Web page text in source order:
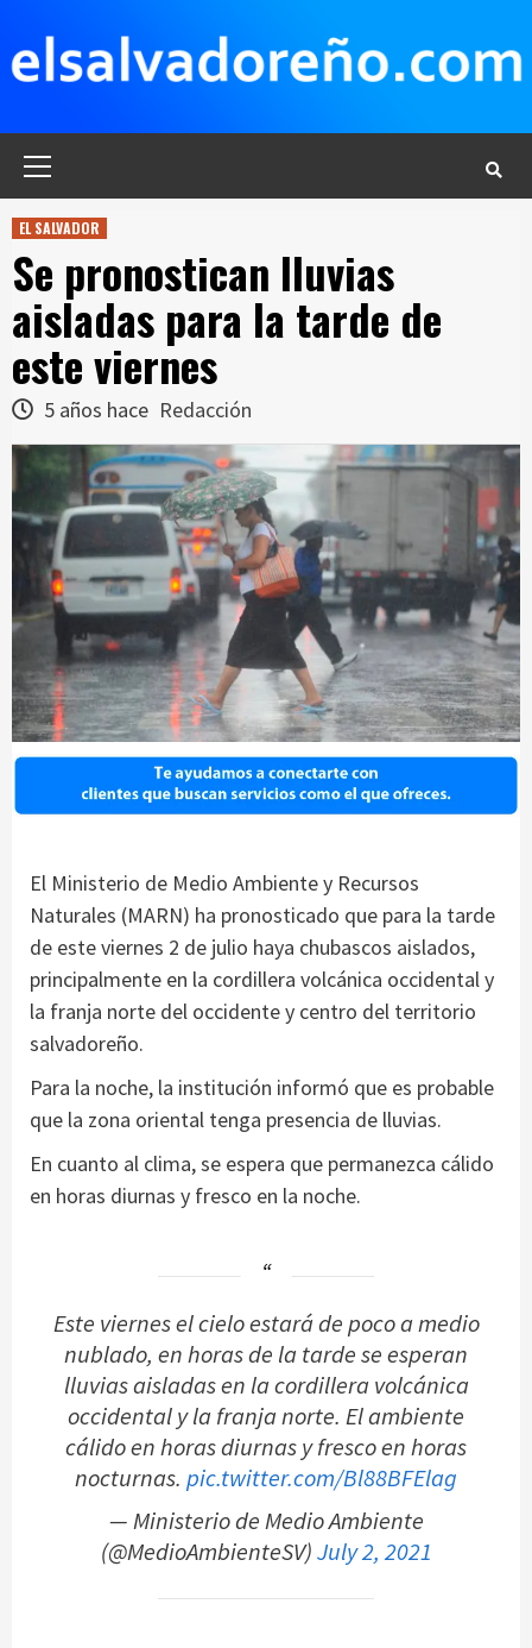
contenido
EL SALVADOR
Se pronostican lluvias
aisladas para la tarde de
este viernes
5 años hace Redacción
El Ministerio de Medio Ambiente y Recursos
Naturales (MARN) ha pronosticado que para la tarde
de este viernes 2 de julio haya chubascos aislados,
principalmente en la cordillera volcánica occidental y
la franja norte del occidente y centro del territorio
salvadoreño.
Para la noche, la institución informó que es probable
que la zona oriental tenga presencia de lluvias.
En cuanto al clima, se espera que permanezca cálido
en horas diurnas y fresco en la noche.
Este viernes el cielo estará de poco a medio
nublado, en horas de la tarde se esperan
lluvias aisladas en la cordillera volcánica
occidental y la franja norte. El ambiente
cálido en horas diurnas y fresco en horas
nocturnas. pic.twitter.com/Bl88BFElag
— Ministerio de Medio Ambiente
(@MedioAmbienteSV)July 2, 2021